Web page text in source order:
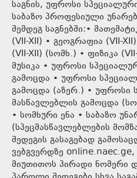
საგნის, უფროსი
საბაზო პროფესიული
შემდეგ საგნებში:•
(VII-XII) • გეოგრაფია (VII-
(VII-XII) (სომხ.) • ფიზიკა
მუსიკა • უფროსი
გამოცდა • უფროსი
გამოცდა (აზერ.) • უფროსი
მასწავლებლის გამოცდა
• სომხური ენა • საბაზო
(სპეცმასწავლებლების
შედეგის გასაგებად
ვებგვერდზე online.naec.ge,
მიუთითოს პირადი ნომერი